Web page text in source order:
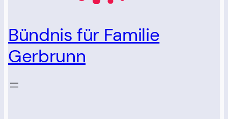
Bündnis für Familie
Gerbrunn